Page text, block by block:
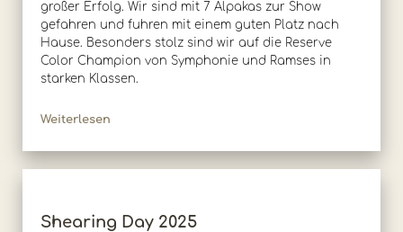
großer Erfolg. Wir sind mit 7 Alpakas zur Show
gefahren und fuhren mit einem guten Platz nach
Hause. Besonders stolz sind wir auf die Reserve
Color Champion von Symphonie und Ramses in
starken Klassen.
Weiterlesen
Shearing Day 2025